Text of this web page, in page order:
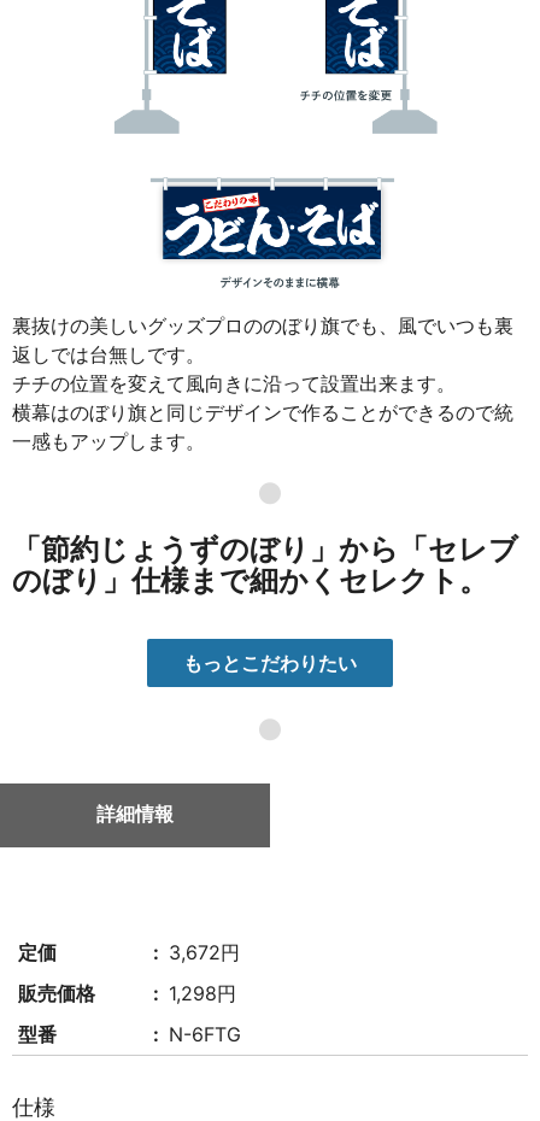
裏抜けの美しいグッズプロののぼり旗でも、風でいつも裏
返しでは台無しです。
チチの位置を変えて風向きに沿って設置出来ます。
横幕はのぼり旗と同じデザインで作ることができるので統
一感もアップします。
●
「節約じょうずのぼり」から「セレブ
のぼり」仕様まで細かくセレクト。
もっとこだわりたい
●
詳細情報
定価
3,672円
販売価格
1,298円
型番
N-6FTG
仕様